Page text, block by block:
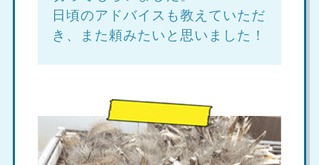
日頃のアドバイスも教えていただ
き、また頼みたいと思いました！